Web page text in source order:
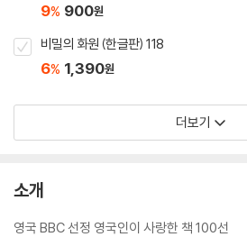
9% 900원
비밀의 화원 (한글판) 118
6% 1,390원
더보기
소개
영국 BBC 선정 영국인이 사랑한 책 100선